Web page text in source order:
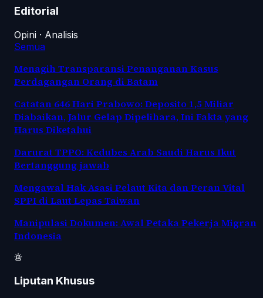
Editorial
Opini · Analisis
Semua
Menagih Transparansi Penanganan Kasus
Perdagangan Orang di Batam
Catatan 646 Hari Prabowo: Deposito 1,5 Miliar
Diabaikan, Jalur Gelap Dipelihara, Ini Fakta yang
Harus Diketahui
Darurat TPPO: Kedubes Arab Saudi Harus Ikut
Bertanggung jawab
Mengawal Hak Asasi Pelaut Kita dan Peran Vital
SPPI di Laut Lepas Taiwan
Manipulasi Dokumen: Awal Petaka Pekerja Migran
Indonesia
Liputan Khusus